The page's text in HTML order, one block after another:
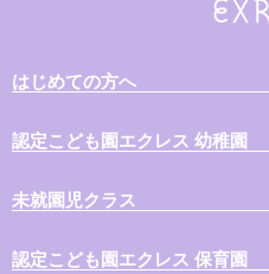
はじめての方へ
認定こども園エクレス 幼稚園
未就園児クラス
認定こども園エクレス 保育園